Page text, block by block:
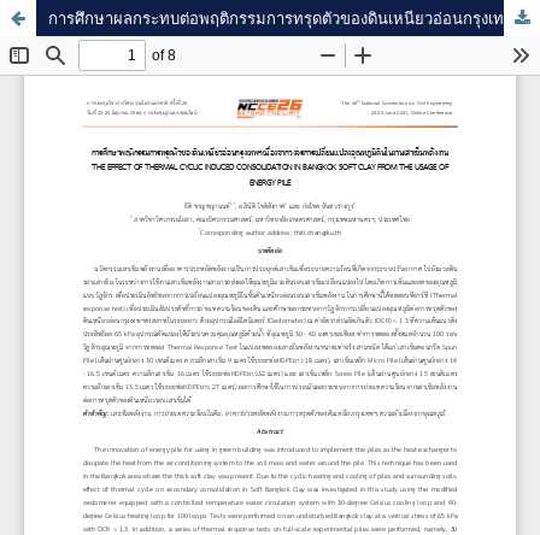
การศึกษาผลกระทบต่อพฤติกรรมการทรุดตัวของดินเหนียวอ่อนกรุงเทพฯเนื่องจากวงจรการเปลี่ยนแปลงอุณหภูมิอันเนื่องมาจากการใช้งานเสาเข็มพลังงาน